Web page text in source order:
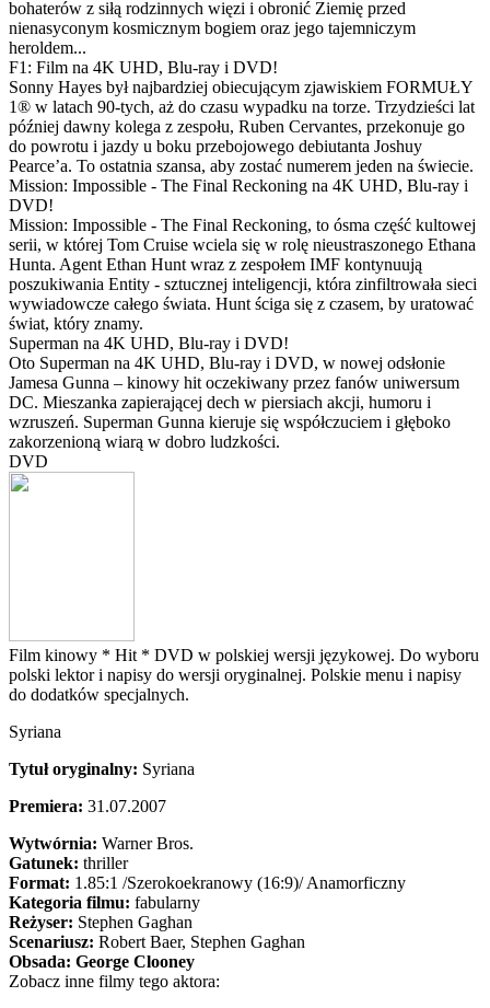
bohaterów z siłą rodzinnych więzi i obronić Ziemię przed
nienasyconym kosmicznym bogiem oraz jego tajemniczym
heroldem...
F1: Film na 4K UHD, Blu-ray i DVD!
Sonny Hayes był najbardziej obiecującym zjawiskiem FORMUŁY
1® w latach 90-tych, aż do czasu wypadku na torze. Trzydzieści lat
później dawny kolega z zespołu, Ruben Cervantes, przekonuje go
do powrotu i jazdy u boku przebojowego debiutanta Joshuy
Pearce’a. To ostatnia szansa, aby zostać numerem jeden na świecie.
Mission: Impossible - The Final Reckoning na 4K UHD, Blu-ray i
DVD!
Mission: Impossible - The Final Reckoning, to ósma część kultowej
serii, w której Tom Cruise wciela się w rolę nieustraszonego Ethana
Hunta. Agent Ethan Hunt wraz z zespołem IMF kontynuują
poszukiwania Entity - sztucznej inteligencji, która zinfiltrowała sieci
wywiadowcze całego świata. Hunt ściga się z czasem, by uratować
świat, który znamy.
Superman na 4K UHD, Blu-ray i DVD!
Oto Superman na 4K UHD, Blu-ray i DVD, w nowej odsłonie
Jamesa Gunna – kinowy hit oczekiwany przez fanów uniwersum
DC. Mieszanka zapierającej dech w piersiach akcji, humoru i
wzruszeń. Superman Gunna kieruje się współczuciem i głęboko
zakorzenioną wiarą w dobro ludzkości.
DVD
Film kinowy * Hit * DVD w polskiej wersji językowej. Do wyboru
polski lektor i napisy do wersji oryginalnej. Polskie menu i napisy
do dodatków specjalnych.
Syriana
Tytuł oryginalny: Syriana
Premiera: 31.07.2007
Wytwórnia: Warner Bros.
Gatunek: thriller
Format: 1.85:1 /Szerokoekranowy (16:9)/Anamorficzny
Kategoria filmu: fabularny
Reżyser: Stephen Gaghan
Scenariusz: Robert Baer, Stephen Gaghan
Obsada: George Clooney
Zobacz inne filmy tego aktora: